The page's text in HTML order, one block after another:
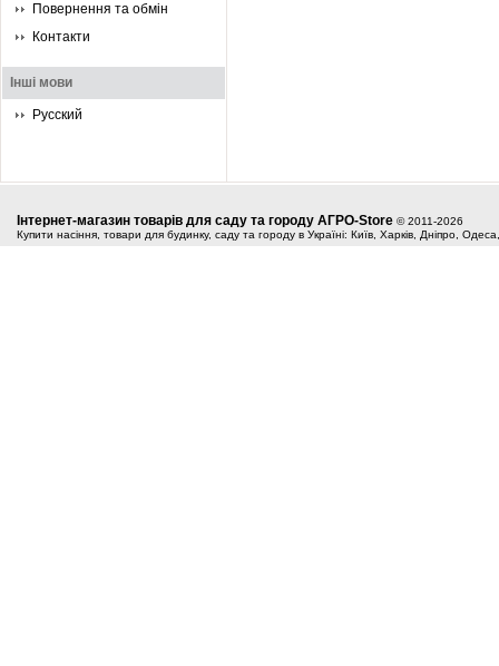
Повернення та обмін
Контакти
Інші мови
Русский
Інтернет-магазин товарів для саду та городу АГРО-Store © 2011-2026
Купити насіння, товари для будинку, саду та городу в Україні: Київ, Харків, Дніпро,